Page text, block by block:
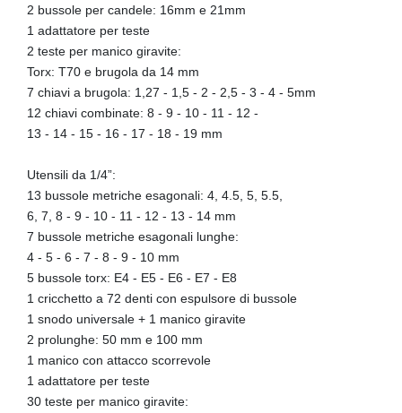
2 bussole per candele: 16mm e 21mm
1 adattatore per teste
2 teste per manico giravite:
Torx: T70 e brugola da 14 mm
7 chiavi a brugola: 1,27 - 1,5 - 2 - 2,5 - 3 - 4 - 5mm
12 chiavi combinate: 8 - 9 - 10 - 11 - 12 -
13 - 14 - 15 - 16 - 17 - 18 - 19 mm
Utensili da 1/4”:
13 bussole metriche esagonali: 4, 4.5, 5, 5.5,
6, 7, 8 - 9 - 10 - 11 - 12 - 13 - 14 mm
7 bussole metriche esagonali lunghe:
4 - 5 - 6 - 7 - 8 - 9 - 10 mm
5 bussole torx: E4 - E5 - E6 - E7 - E8
1 cricchetto a 72 denti con espulsore di bussole
1 snodo universale + 1 manico giravite
2 prolunghe: 50 mm e 100 mm
1 manico con attacco scorrevole
1 adattatore per teste
30 teste per manico giravite: